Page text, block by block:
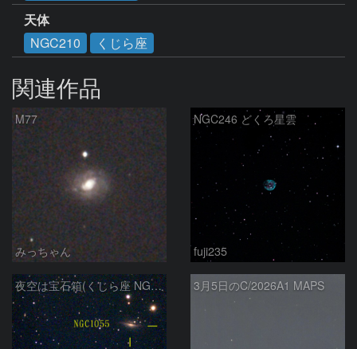
天体
NGC210
くじら座
関連作品
M77
みっちゃん
NGC246 どくろ星雲
fuji235
夜空は宝石箱(くじら座 NGC1055) Seestar50 3月5日のC/2026A1 MAPS